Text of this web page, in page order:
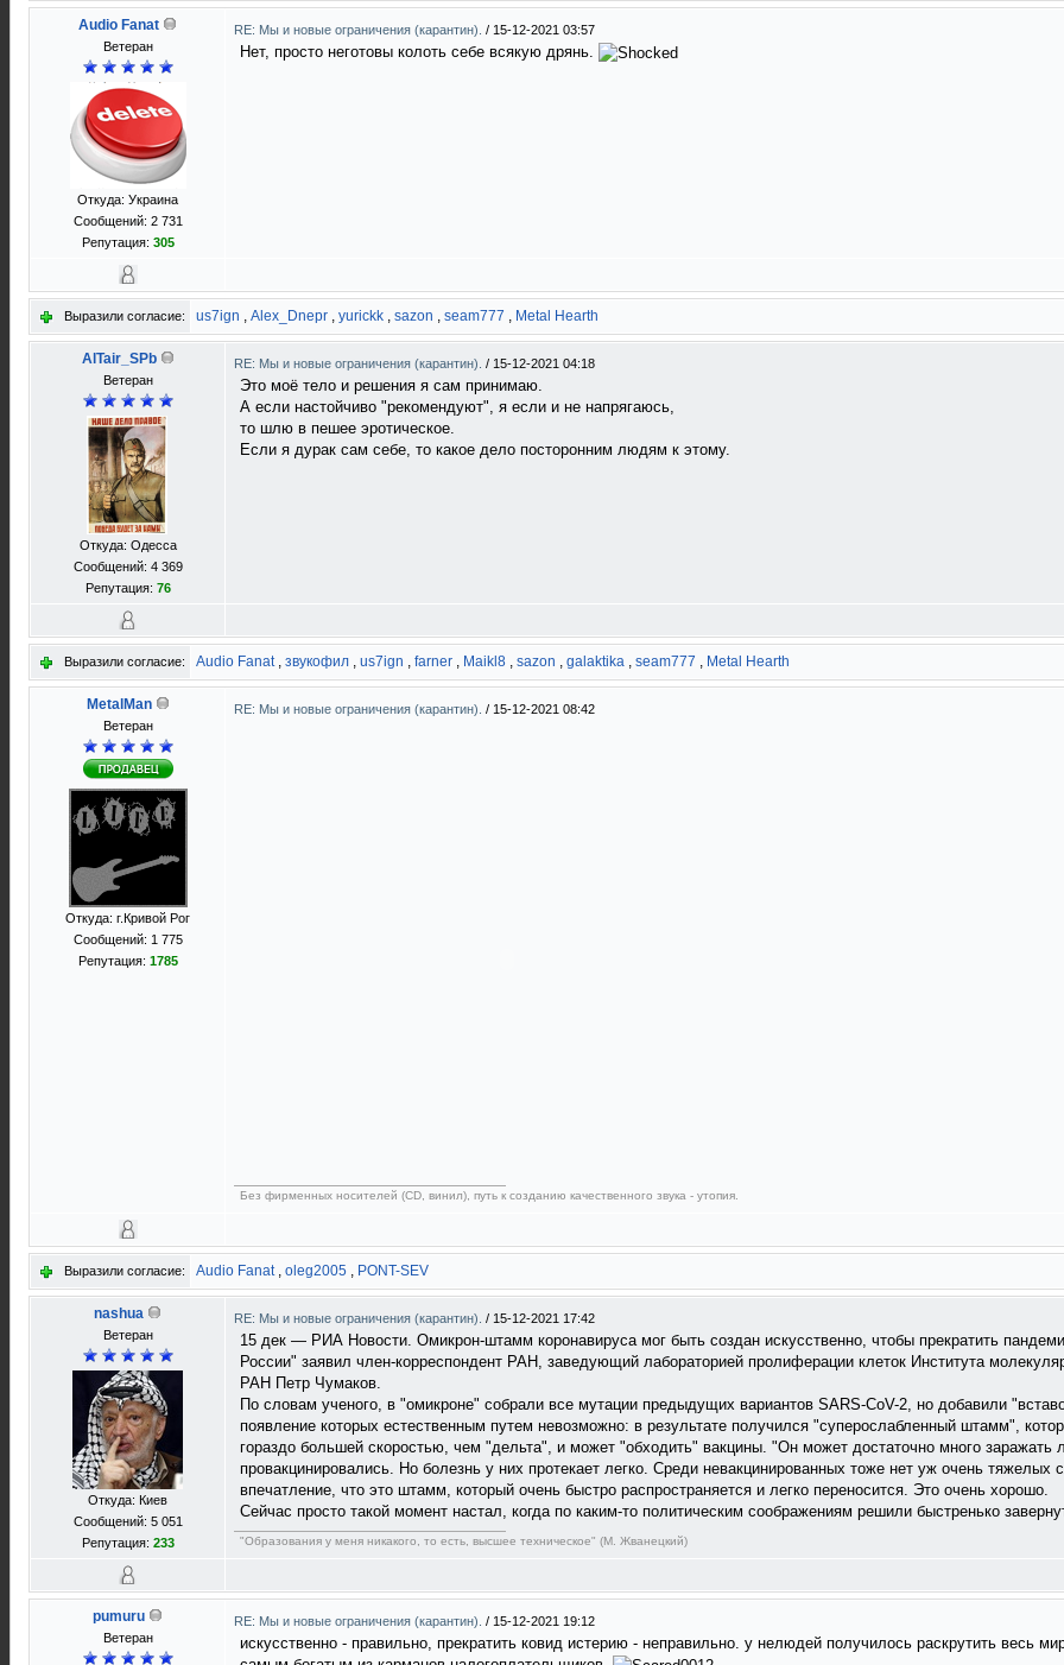
Audio Fanat
Ветеран
Откуда: Украина
Сообщений: 2 731
Репутация: 305
RE: Мы и новые ограничения (карантин). / 15-12-2021 03:57
Нет, просто неготовы колоть себе всякую дрянь.
Выразили согласие: us7ign , Alex_Dnepr , yurickk , sazon , seam777 , Metal Hearth
AlTair_SPb
Ветеран
Откуда: Одесса
Сообщений: 4 369
Репутация: 76
RE: Мы и новые ограничения (карантин). / 15-12-2021 04:18
Это моё тело и решения я сам принимаю.
А если настойчиво "рекомендуют", я если и не напрягаюсь,
то шлю в пешее эротическое.
Если я дурак сам себе, то какое дело посторонним людям к этому.
Выразили согласие: Audio Fanat, звукофил , us7ign , farner , Maikl8 , sazon , galaktika , seam777 , Metal Hearth
MetalMan
Ветеран
Откуда: г.Кривой Рог
Сообщений: 1 775
Репутация: 1785
RE: Мы и новые ограничения (карантин). / 15-12-2021 08:42
Без фирменных носителей (CD, винил), путь к созданию качественного звука - утопия.
Выразили согласие: Audio Fanat, oleg2005 , PONT-SEV
nashua
Ветеран
Откуда: Киев
Сообщений: 5 051
Репутация: 233
RE: Мы и новые ограничения (карантин). / 15-12-2021 17:42
15 дек — РИА Новости. Омикрон-штамм коронавируса мог быть создан искусственно, чтобы прекратить
России" заявил член-корреспондент РАН, заведующий лабораторией пролиферации клеток Института
РАН Петр Чумаков.
По словам ученого, в "омикроне" собрали все мутации предыдущих вариантов SARS-CoV-2, но добавили
появление которых естественным путем невозможно: в результате получился "суперослабленный штамм",
гораздо большей скоростью, чем "дельта", и может "обходить" вакцины. "Он может достаточно много заражать
провакцинировались. Но болезнь у них протекает легко. Среди невакцинированных тоже нет уж очень тяжелых
впечатление, что это штамм, который очень быстро распространяется и легко переносится. Это очень хорошо.
Сейчас просто такой момент настал, когда по каким-то политическим соображениям решили быстренько
"Образования у меня никакого, то есть, высшее техническое" (М. Жванецкий)
pumuru
Ветеран
RE: Мы и новые ограничения (карантин). / 15-12-2021 19:12
искусственно - правильно, прекратить ковид истерию - неправильно. у нелюдей получилось раскрутить весь